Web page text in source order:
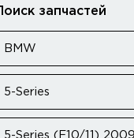
Поиск запчастей
BMW
5-Series